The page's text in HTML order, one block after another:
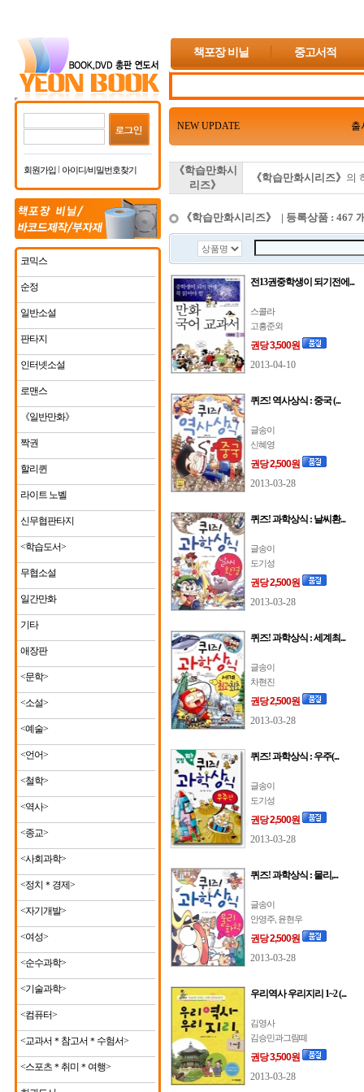
책포장 비닐 중고서적
회원가입 아이디/비밀번호찾기
코믹스
순정
일반소설
판타지
인터넷소설
로맨스
《일반만화》
짝권
할리퀸
라이트 노벨
신무협판타지
<학습도서>
무협소설
일간만화
기타
애장판
<문학>
<소설>
<예술>
<언어>
<철학>
<역사>
<종교>
<사회과학>
<정치＊경제>
<자기개발>
<여성>
<순수과학>
<기술과학>
<컴퓨터>
<교과서＊참고서＊수험서>
<스포츠＊취미＊여행>
NEW UPDATE 출
《학습만화시
리즈》
《학습만화시리즈》 의
《학습만화시리즈》 | 등록상품 : 467
전13권중학생이 되기전에...
스콜라
고흥준외
권당 3,500원
2013-04-10
퀴즈! 역사상식 : 중국 (...
글송이
신혜영
권당 2,500원
2013-03-28
퀴즈! 과학상식 : 날씨환...
글송이
도기성
권당 2,500원
2013-03-28
퀴즈! 과학상식 : 세계최...
글송이
차현진
권당 2,500원
2013-03-28
퀴즈! 과학상식 : 우주(...
글송이
도기성
권당 2,500원
2013-03-28
퀴즈! 과학상식 : 물리,...
글송이
안영주, 윤현우
권당 2,500원
2013-03-28
우리역사 우리지리 1~2 (...
김영사
김승민과그림떼
권당 3,500원
2013-03-28